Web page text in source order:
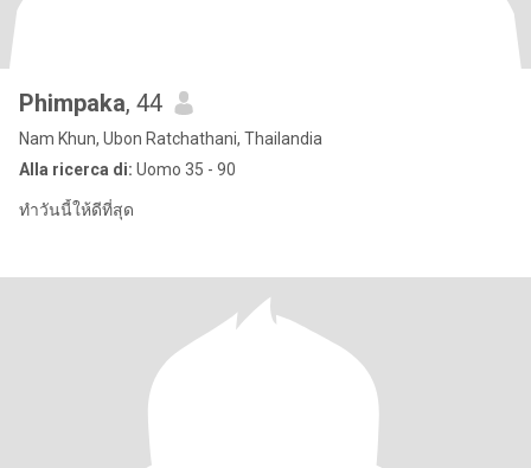
Phimpaka, 44
Nam Khun, Ubon Ratchathani, Thailandia
Alla ricerca di: Uomo 35 - 90
ทำวันนี้ให้ดีที่สุด